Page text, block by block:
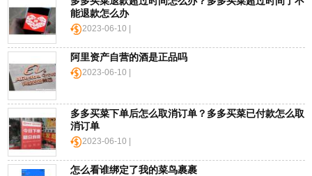
星
期
一
亚
马
会
员
日
能退款怎么办
2023-06-10 |
阿里资产自营的酒是正品吗
2023-06-10 |
多多买菜下单后怎么取消订单？多多买菜已付款怎么取
消订单
2023-06-10 |
怎么看谁绑定了我的菜鸟裹裹